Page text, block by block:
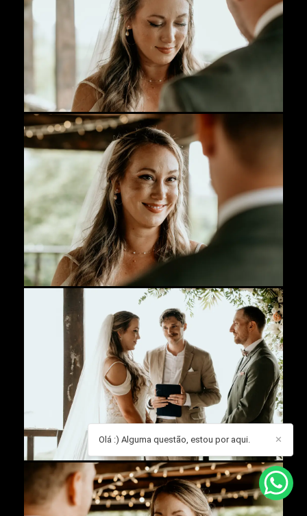
✕
Olá :) Alguma questão, estou por aqui.